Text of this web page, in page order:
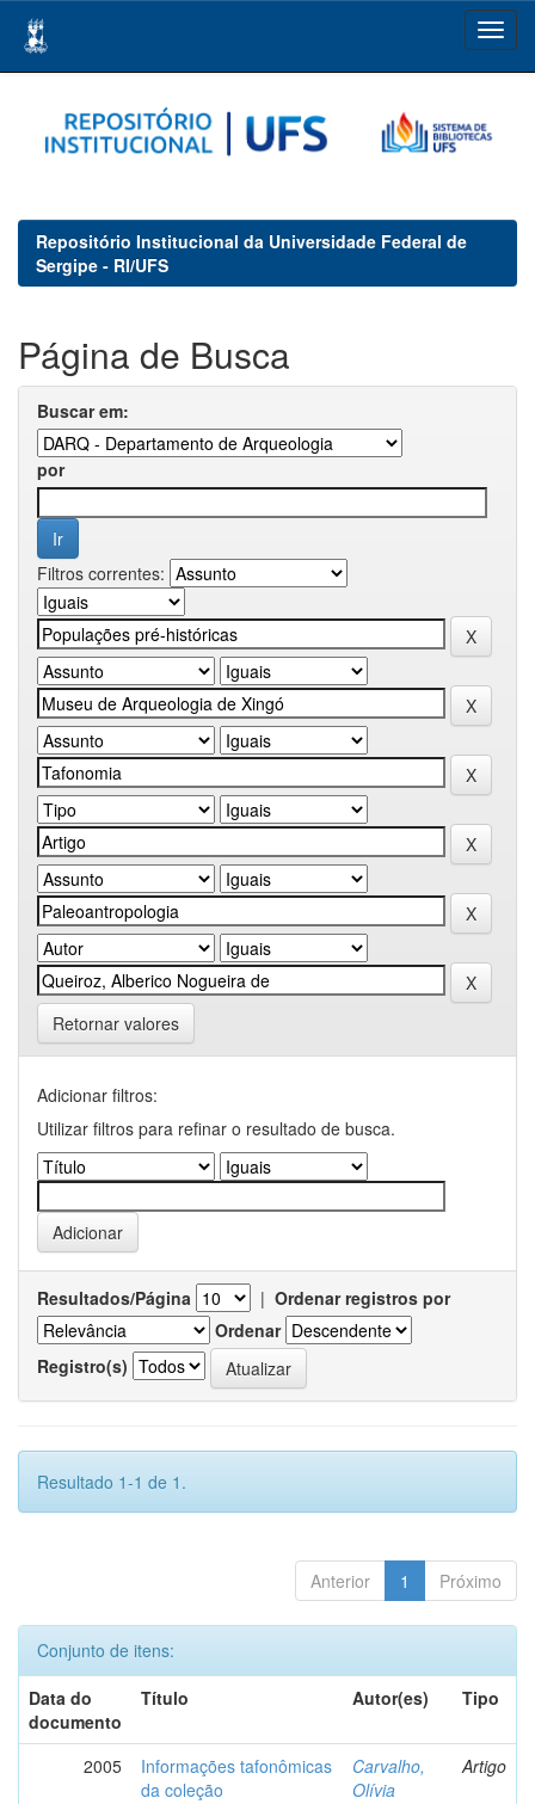
navigation
Repositório Institucional da Universidade Federal de
Sergipe - RI/UFS
Página de Busca
Buscar em:
por
Filtros correntes:
Retornar valores
Adicionar filtros:
Utilizar filtros para refinar o resultado de busca.
Resultados/Página | Ordenar registros por
Ordenar
Registro(s)
Resultado 1-1 de 1.
Anterior 1 Próximo
Conjunto de itens:
Data do
documento
Título Autor(es) Tipo
2005
Informações tafonômicas
da coleção
Carvalho,
Olívia
Artigo